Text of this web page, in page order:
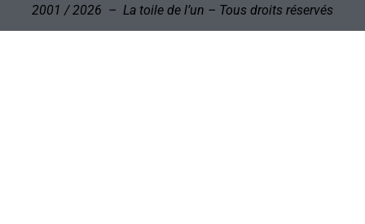
2001 / 2026 – La toile de l’un – Tous droits réservés